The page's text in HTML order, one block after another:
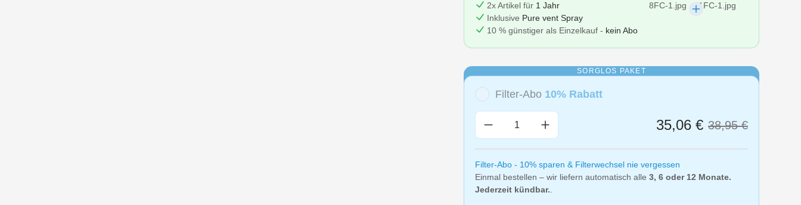
2x Artikel für 1 Jahr
Inklusive Pure vent Spray
10 % günstiger als Einzelkauf - kein Abo
SORGLOS PAKET
Filter-Abo 10% Rabatt
Produkt Anzahl: Gib den gewünschten Wert ein
35,06 € 38,95 €
Filter-Abo - 10% sparen & Filterwechsel nie vergessen
Einmal bestellen – wir liefern automatisch alle 3, 6 oder 12 Monate.
Jederzeit kündbar.